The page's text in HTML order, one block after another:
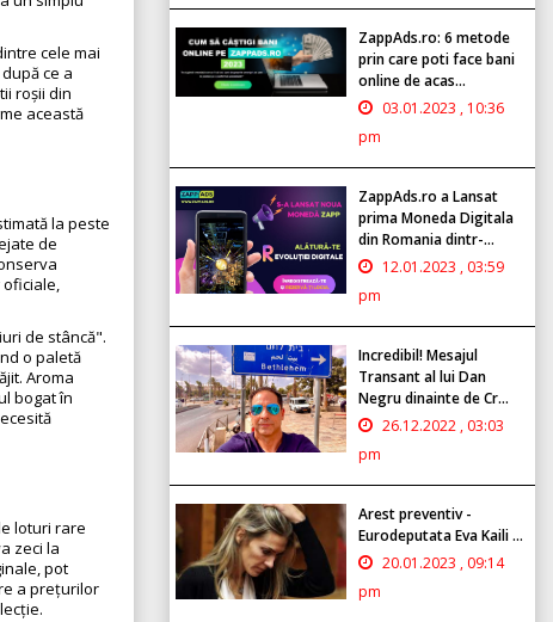
cele mai
ce a
roșii din
această
la peste
de
de stâncă".
o paletă
Aroma
bogat în
loturi rare
zeci la
pot
a prețurilor
ZappAds.ro: 6 metode
prin care poti face bani
online de acas...
03.01.2023 , 10:36
pm
ZappAds.ro a Lansat
prima Moneda Digitala
din Romania dintr-...
12.01.2023 , 03:59
pm
Incredibil! Mesajul
Transant al lui Dan
Negru dinainte de Cr...
26.12.2022 , 03:03
pm
Arest preventiv -
Eurodeputata Eva Kaili ...
20.01.2023 , 09:14
pm